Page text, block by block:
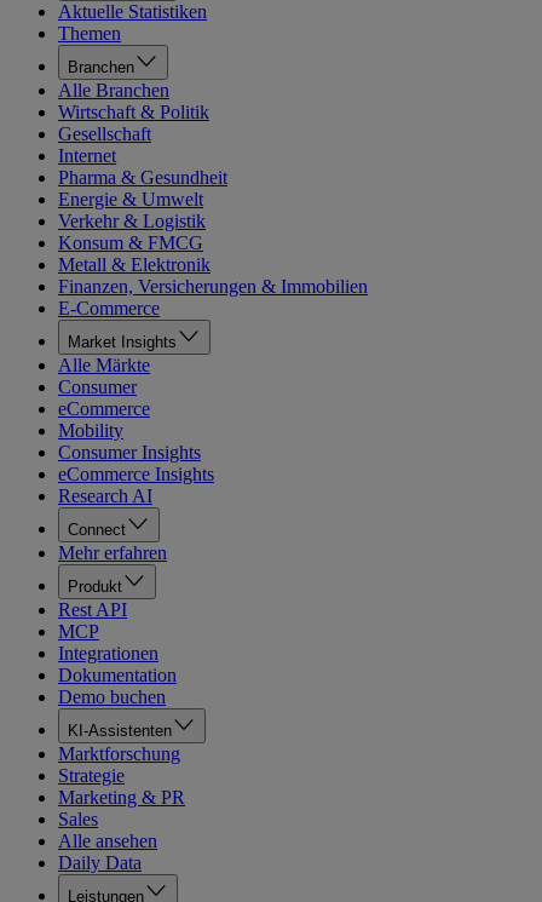
Aktuelle Statistiken
Themen
Branchen
Alle Branchen
Wirtschaft & Politik
Gesellschaft
Internet
Pharma & Gesundheit
Energie & Umwelt
Verkehr & Logistik
Konsum & FMCG
Metall & Elektronik
Finanzen, Versicherungen & Immobilien
E-Commerce
Market Insights
Alle Märkte
Consumer
eCommerce
Mobility
Consumer Insights
eCommerce Insights
Research AI
Connect
Mehr erfahren
Produkt
Rest API
MCP
Integrationen
Dokumentation
Demo buchen
KI-Assistenten
Marktforschung
Strategie
Marketing & PR
Sales
Alle ansehen
Daily Data
Leistungen